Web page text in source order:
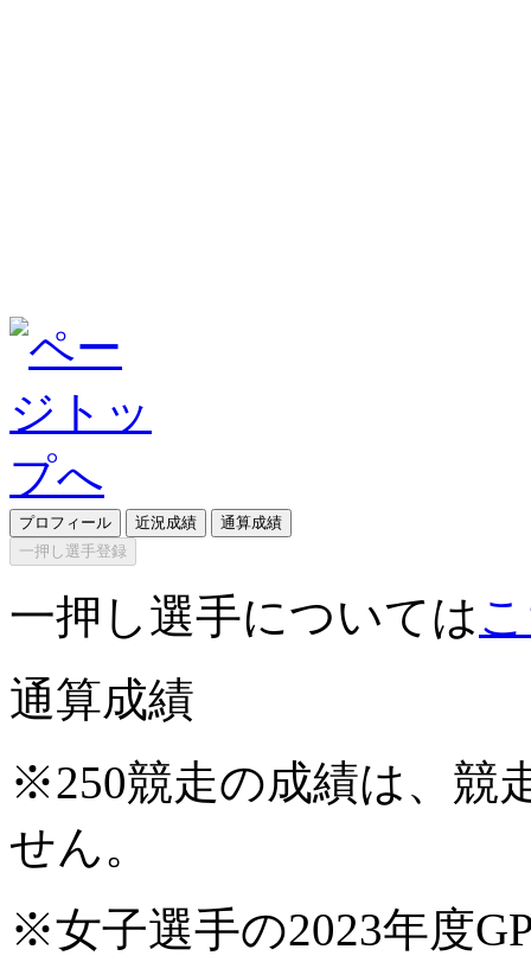
プロフィール 近況成績
通算成績
一押し選手登録
一押し選手については
通算成績
※250競走の成績は、競
せん。
※女子選手の2023年度